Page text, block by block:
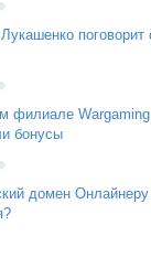
поговорит
филиале
бонусы
домен